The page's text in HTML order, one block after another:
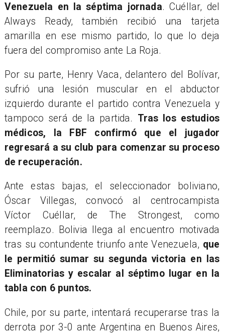
Venezuela en la séptima jornada. Cuéllar, del
Always Ready, también recibió una tarjeta
amarilla en ese mismo partido, lo que lo deja
fuera del compromiso ante La Roja.
Por su parte, Henry Vaca, delantero del Bolívar,
sufrió una lesión muscular en el abductor
izquierdo durante el partido contra Venezuela y
tampoco será de la partida. Tras los estudios
médicos, la FBF confirmó que el jugador
regresará a su club para comenzar su proceso
de recuperación.
Ante estas bajas, el seleccionador boliviano,
Óscar Villegas, convocó al centrocampista
Víctor Cuéllar, de The Strongest, como
reemplazo. Bolivia llega al encuentro motivada
tras su contundente triunfo ante Venezuela, que
le permitió sumar su segunda victoria en las
Eliminatorias y escalar al séptimo lugar en la
tabla con 6 puntos.
Chile, por su parte, intentará recuperarse tras la
derrota por 3-0 ante Argentina en Buenos Aires,